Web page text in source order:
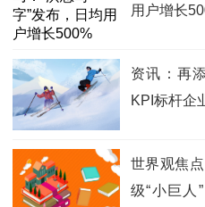
用户增长
资讯：再
KPI标杆企
世界观焦
级“小巨人